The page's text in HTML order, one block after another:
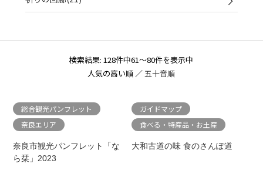
検索結果: 128件中61～80件を表示中
人気の高い順 ／五十音順
総合観光パンフレット
奈良エリア
奈良市観光パンフレット「な
ら栞」2023
ガイドマップ
食べる・特産品・お土産
大和古道の味 食のさんぽ道